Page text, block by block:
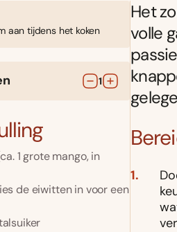
aan tijdens het koken
1
1 grote mango, in
de eiwitten in voor een
Het
volle